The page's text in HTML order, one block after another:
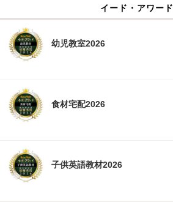
イード・アワード
幼児教室2026
食材宅配2026
子供英語教材2026